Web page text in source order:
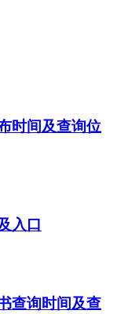
时间及查询位
入口
查询时间及查